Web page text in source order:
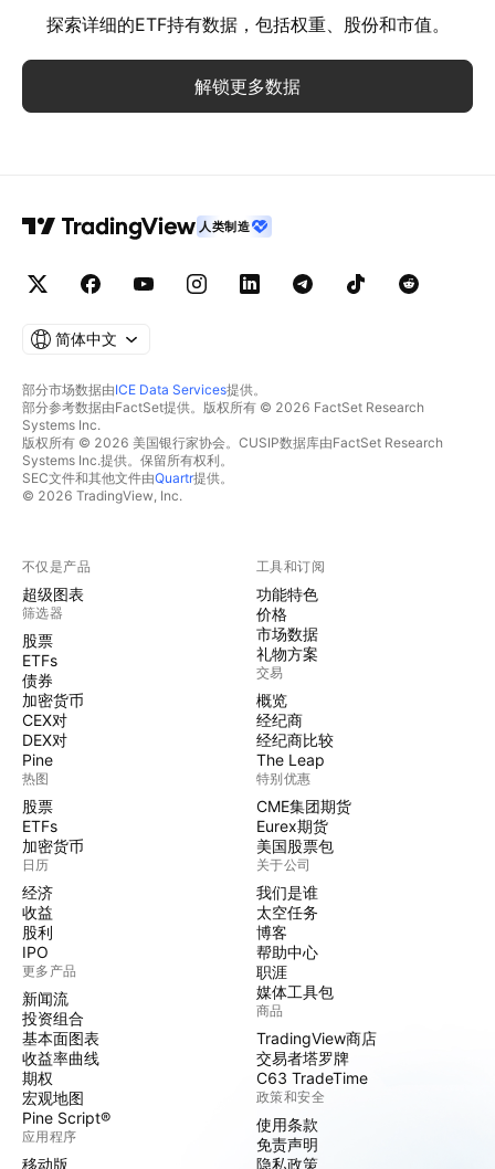
探索详细的ETF持有数据，包括权重、股份和市值。
解锁更多数据
人类制造
简体中文
部分市场数据由ICE Data Services提供。
部分参考数据由FactSet提供。版权所有 © 2026 FactSet Research
Systems Inc.
版权所有 © 2026 美国银行家协会。CUSIP数据库由FactSet Research
Systems Inc.提供。保留所有权利。
SEC文件和其他文件由Quartr提供。
© 2026 TradingView, Inc.
不仅是产品
超级图表
筛选器
股票
ETFs
债券
加密货币
CEX对
DEX对
Pine
热图
股票
ETFs
加密货币
日历
经济
收益
股利
IPO
更多产品
新闻流
投资组合
基本面图表
收益率曲线
期权
宏观地图
Pine Script®
应用程序
移动版
工具和订阅
功能特色
价格
市场数据
礼物方案
交易
概览
经纪商
经纪商比较
The Leap
特别优惠
CME集团期货
Eurex期货
美国股票包
关于公司
我们是谁
太空任务
博客
帮助中心
职涯
媒体工具包
商品
TradingView商店
交易者塔罗牌
C63 TradeTime
政策和安全
使用条款
免责声明
隐私政策